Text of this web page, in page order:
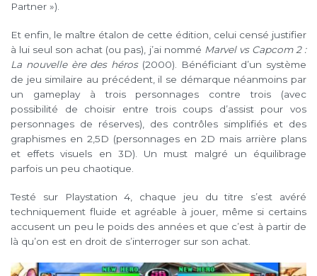
Partner »).
Et enfin, le maître étalon de cette édition, celui censé justifier
à lui seul son achat (ou pas), j’ai nommé Marvel vs Capcom 2 :
La nouvelle ère des héros(2000). Bénéficiant d’un système
de jeu similaire au précédent, il se démarque néanmoins par
un gameplay à trois personnages contre trois (avec
possibilité de choisir entre trois coups d’assist pour vos
personnages de réserves), des contrôles simplifiés et des
graphismes en 2,5D (personnages en 2D mais arrière plans
et effets visuels en 3D). Un must malgré un équilibrage
parfois un peu chaotique.
Testé sur Playstation 4, chaque jeu du titre s’est avéré
techniquement fluide et agréable à jouer, même si certains
accusent un peu le poids des années et que c’est à partir de
là qu’on est en droit de s’interroger sur son achat.